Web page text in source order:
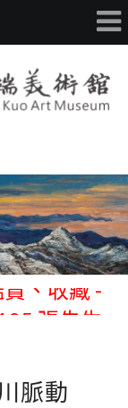
、收藏 -
張先生
脈動